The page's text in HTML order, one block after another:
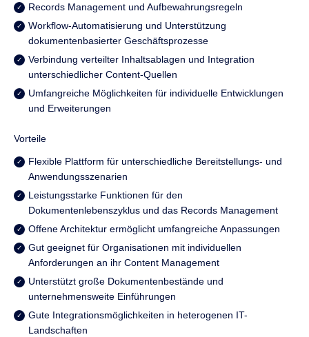
Records Management und Aufbewahrungsregeln
Workflow-Automatisierung und Unterstützung
dokumentenbasierter Geschäftsprozesse
Verbindung verteilter Inhaltsablagen und Integration
unterschiedlicher Content-Quellen
Umfangreiche Möglichkeiten für individuelle Entwicklungen
und Erweiterungen
Vorteile
Flexible Plattform für unterschiedliche Bereitstellungs- und
Anwendungsszenarien
Leistungsstarke Funktionen für den
Dokumentenlebenszyklus und das Records Management
Offene Architektur ermöglicht umfangreiche Anpassungen
Gut geeignet für Organisationen mit individuellen
Anforderungen an ihr Content Management
Unterstützt große Dokumentenbestände und
unternehmensweite Einführungen
Gute Integrationsmöglichkeiten in heterogenen IT-
Landschaften